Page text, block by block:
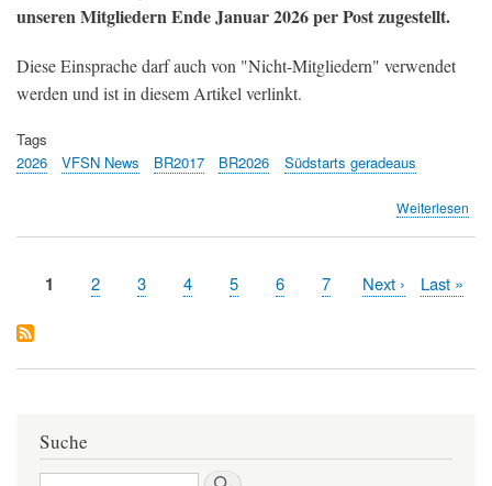
unseren Mitgliedern Ende Januar 2026 per Post zugestellt.
Diese Einsprache darf auch von "Nicht-Mitgliedern" verwendet
werden und ist in diesem Artikel verlinkt.
Tags
2026
VFSN News BR2017 BR2026 Südstarts geradeaus
Weiterlesen
Seitennummerierung
Aktuelle
1 Page
2 Page
3 Page
4 Page
5 Page
6 Page
7
Nächste
Next ›
Letzte
Last »
Suche
Suche